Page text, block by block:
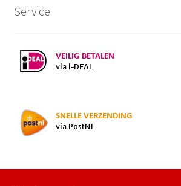
Service